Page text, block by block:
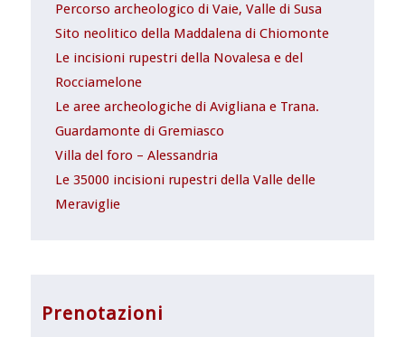
Percorso archeologico di Vaie, Valle di Susa
Sito neolitico della Maddalena di Chiomonte
Le incisioni rupestri della Novalesa e del
Rocciamelone
Le aree archeologiche di Avigliana e Trana.
Guardamonte di Gremiasco
Villa del foro – Alessandria
Le 35000 incisioni rupestri della Valle delle
Meraviglie
Prenotazioni